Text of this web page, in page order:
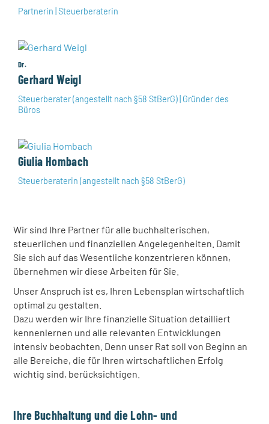
Partnerin | Steuerberaterin
Dr.
Gerhard Weigl
Steuerberater (angestellt nach §58 StBerG) | Gründer des
Büros
Giulia Hombach
Steuerberaterin (angestellt nach §58 StBerG)
Wir sind Ihre Partner für alle buchhalterischen,
steuerlichen und finanziellen Angelegenheiten. Damit
Sie sich auf das Wesentliche konzentrieren können,
übernehmen wir diese Arbeiten für Sie.
Unser Anspruch ist es, Ihren Lebensplan wirtschaftlich
optimal zu gestalten.
Dazu werden wir Ihre finanzielle Situation detailliert
kennenlernen und alle relevanten Entwicklungen
intensiv beobachten. Denn unser Rat soll von Beginn an
alle Bereiche, die für Ihren wirtschaftlichen Erfolg
wichtig sind, berücksichtigen.
Ihre Buchhaltung und die Lohn- und